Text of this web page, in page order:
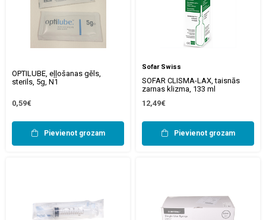
OPTILUBE, eļļošanas gēls,
sterils, 5g, N1
0,59€
Pievienot grozam
Sofar Swiss
SOFAR CLISMA-LAX, taisnās
zarnas klizma, 133 ml
12,49€
Pievienot grozam